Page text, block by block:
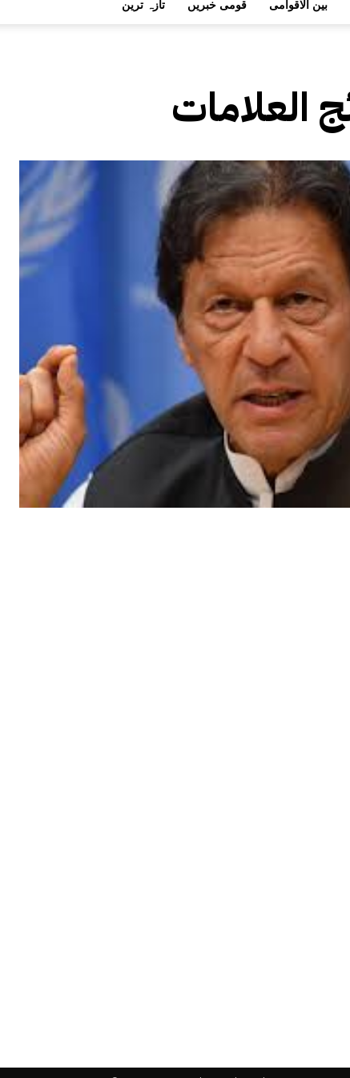
تازہ ترین قومی خبریں بین الاقوامی